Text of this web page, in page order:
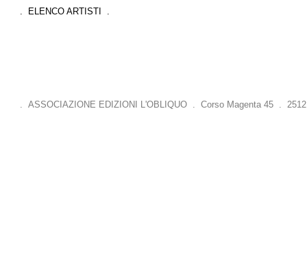
. ELENCO ARTISTI .
. ASSOCIAZIONE EDIZIONI L'OBLIQUO . Corso Magenta 45 .